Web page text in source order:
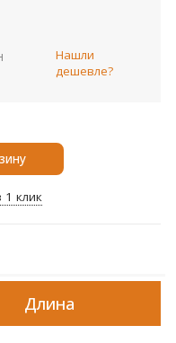
Нашли
дешевле?
1 клик
Длина